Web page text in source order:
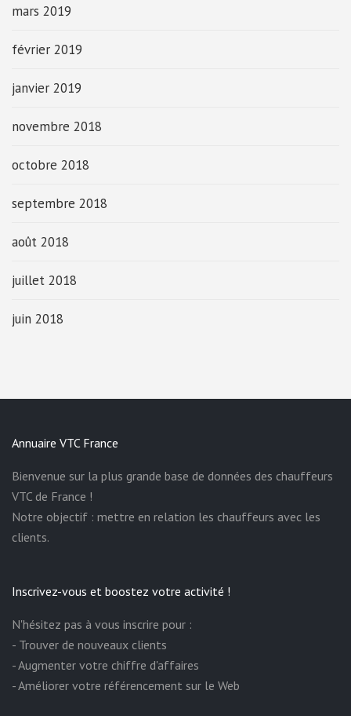
mars 2019
février 2019
janvier 2019
novembre 2018
octobre 2018
septembre 2018
août 2018
juillet 2018
juin 2018
Annuaire VTC France
Bienvenue sur la plus grande base de données des chauffeurs
VTC de France !
Notre objectif : mettre en relation les chauffeurs avec les
clients.
Inscrivez-vous et boostez votre activité !
N'hésitez pas à vous inscrire pour :
- Trouver de nouveaux clients
- Augmenter votre chiffre d'affaires
- Améliorer votre référencement sur le Web